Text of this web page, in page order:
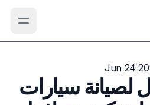
Jun 24
لصيانة سيارات